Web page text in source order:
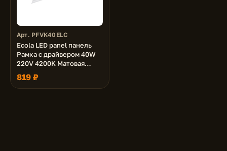
Арт. PFVK40ELC
Ecola LED panel панель
Рамка с драйвером 40W
220V 4200K Матовая
595x595x16
819 ₽